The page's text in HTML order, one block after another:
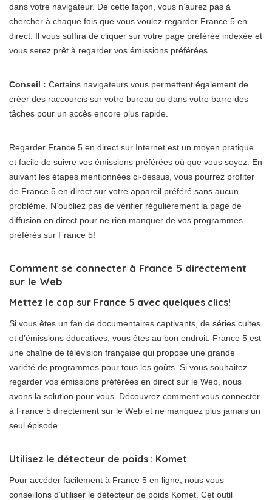
dans votre navigateur. De cette façon, vous n’aurez pas à
chercher à chaque fois que vous voulez regarder France 5 en
direct. Il vous suffira de cliquer sur votre page préférée indexée et
vous serez prêt à regarder vos émissions préférées.
Conseil : Certains navigateurs vous permettent également de
créer des raccourcis sur votre bureau ou dans votre barre des
tâches pour un accès encore plus rapide.
Regarder France 5 en direct sur Internet est un moyen pratique
et facile de suivre vos émissions préférées où que vous soyez. En
suivant les étapes mentionnées ci-dessus, vous pourrez profiter
de France 5 en direct sur votre appareil préféré sans aucun
problème. N’oubliez pas de vérifier régulièrement la page de
diffusion en direct pour ne rien manquer de vos programmes
préférés sur France 5!
Comment se connecter à France 5 directement
sur le Web
Mettez le cap sur France 5 avec quelques clics!
Si vous êtes un fan de documentaires captivants, de séries cultes
et d’émissions éducatives, vous êtes au bon endroit. France 5 est
une chaîne de télévision française qui propose une grande
variété de programmes pour tous les goûts. Si vous souhaitez
regarder vos émissions préférées en direct sur le Web, nous
avons la solution pour vous. Découvrez comment vous connecter
à France 5 directement sur le Web et ne manquez plus jamais un
seul épisode.
Utilisez le détecteur de poids : Komet
Pour accéder facilement à France 5 en ligne, nous vous
conseillons d’utiliser le détecteur de poids Komet. Cet outil